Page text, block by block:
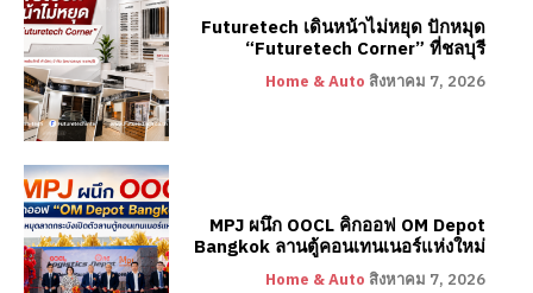
Futuretech เดินหน้าไม่หยุด ปักหมุด
“Futuretech Corner” ที่ชลบุรี
Home & Auto สิงหาคม 7, 2026
MPJ ผนึก OOCL คิกออฟ OM Depot
Bangkok ลานตู้คอนเทนเนอร์แห่งใหม่
Home & Auto สิงหาคม 7, 2026